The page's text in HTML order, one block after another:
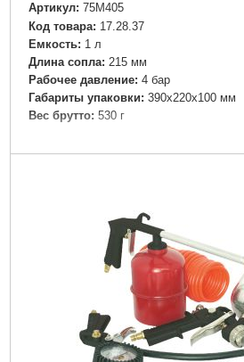
Артикул: 75M405
Код товара: 17.28.37
Емкость: 1 л
Длина сопла: 215 мм
Рабочее давление: 4 бар
Габариты упаковки: 390x220x100 мм
Вес брутто: 530 г
Подробнее...